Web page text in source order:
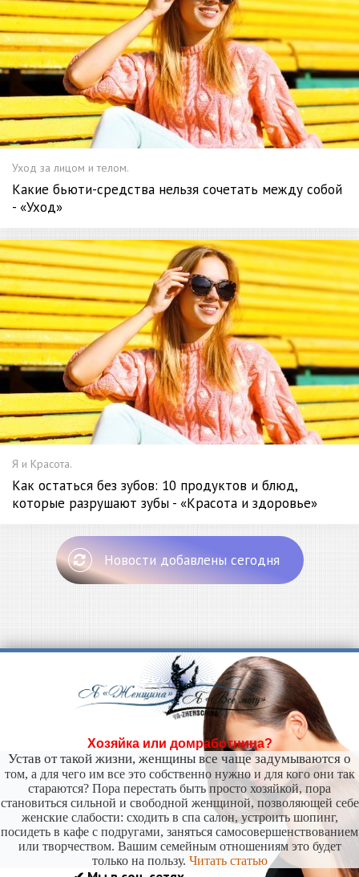
Уход за лицом и телом.
Какие бьюти-средства нельзя сочетать между собой
- «Уход»
Я и Красота.
Как остаться без зубов: 10 продуктов и блюд,
которые разрушают зубы - «Красота и здоровье»
Новости добавлены сегодня
Хозяйка или домработница?
Устав от такой жизни, женщины все чаще задумываются о
том, а для чего им все это собственно нужно и для кого они так
стараются? Пора перестать быть просто хозяйкой, пора
становиться сильной и свободной женщиной, позволяющей себе
женские слабости: сходить в спа салон, устроить шопинг,
посидеть в кафе с подругами, заняться самосовершенствованием
или творчеством. Вашим семейным отношениям это будет
только на пользу. Читать статью